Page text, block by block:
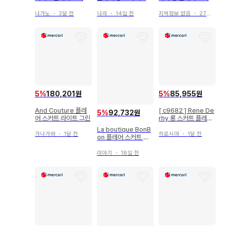
나가노 ・ 3달 전 나라・ 14일 전 지역정보 없음 ・ 27일 전
5%180,201원
And Couture 플레
어 스커트 라이트 그린
가나가와 ・ 1달 전
5%92,732원
La boutique BonB
on 플레어 스커트 아
미야기 ・ 18일 전
5%85,955원
[ c9682 ] Rene De
rhy 롱 스커트 플레어
히로시마 ・ 1달 전